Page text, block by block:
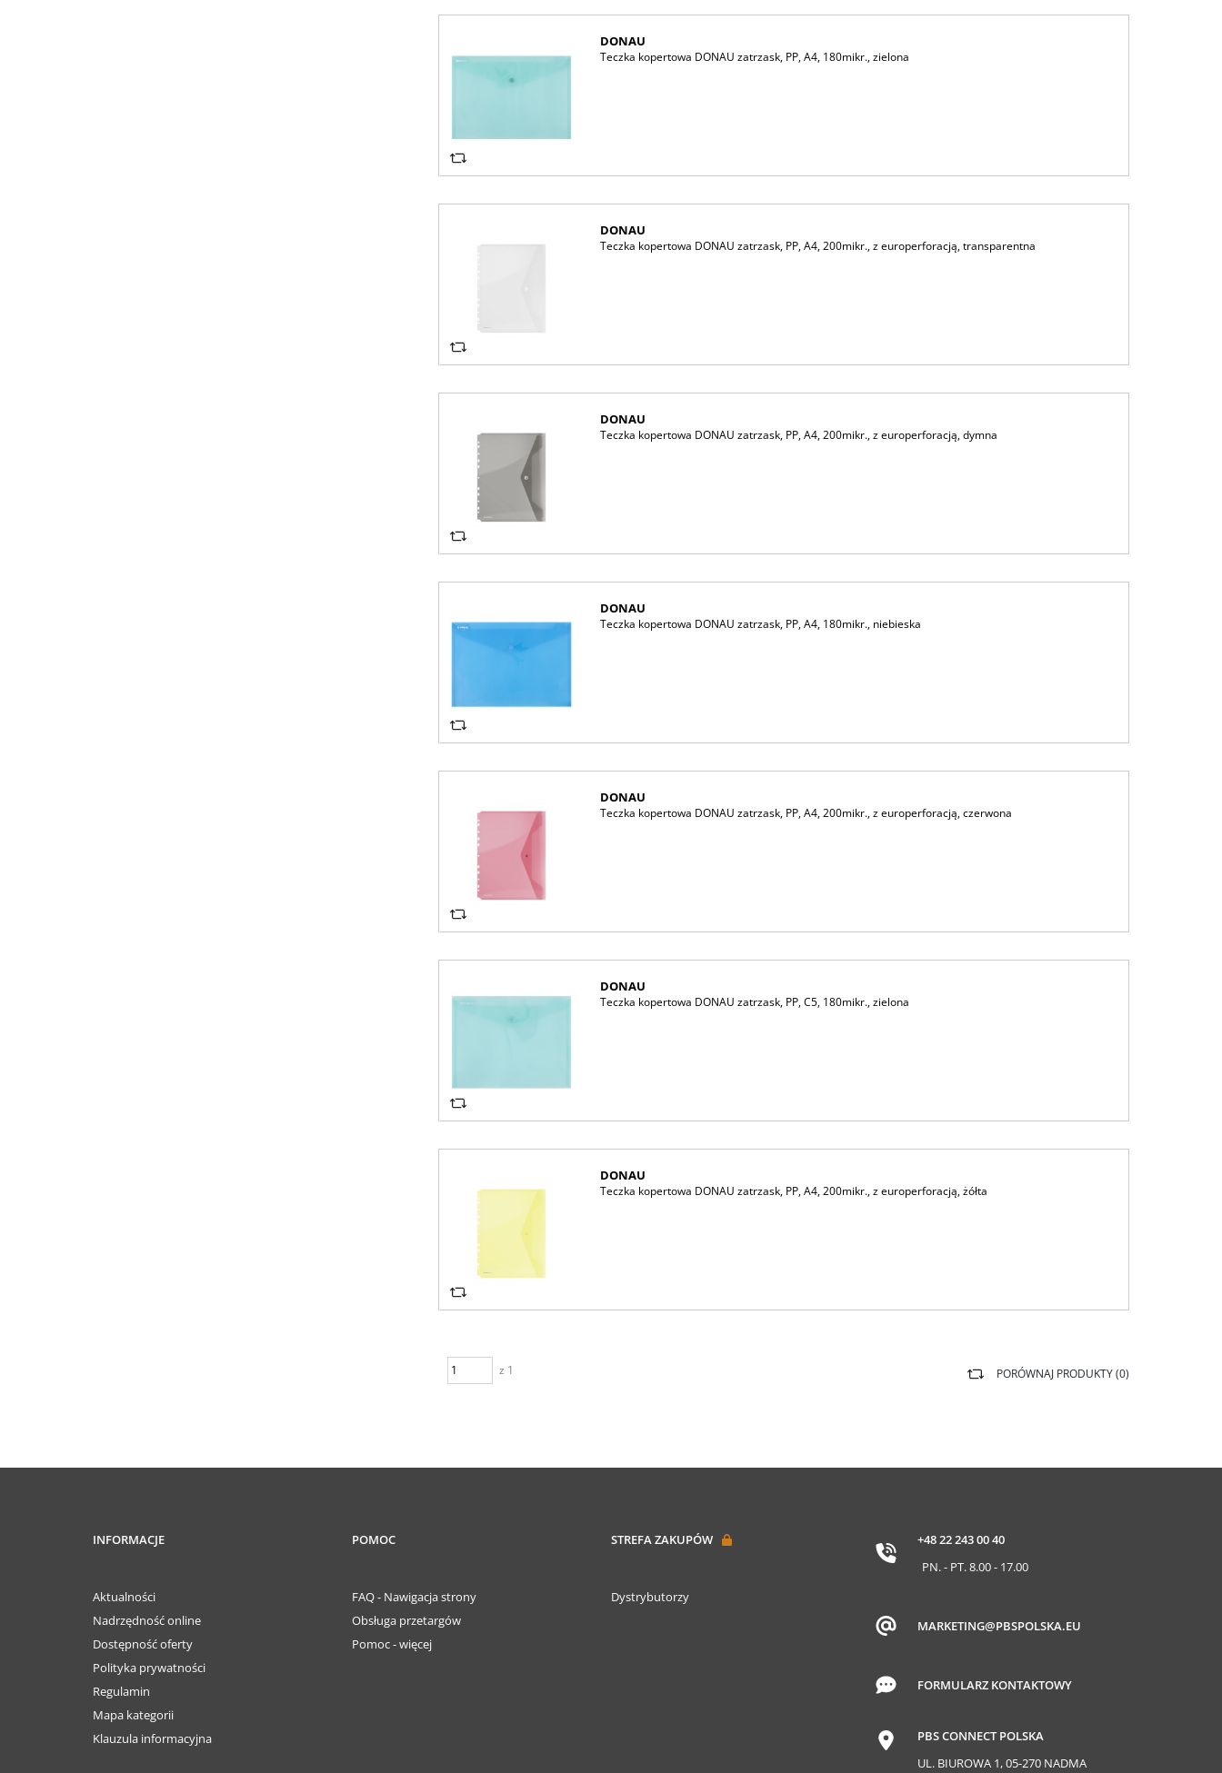
DONAU
Teczka kopertowa DONAU zatrzask, PP, A4, 180mikr., zielona
DONAU
Teczka kopertowa DONAU zatrzask, PP, A4, 200mikr., z europerforacją, transparentna
DONAU
Teczka kopertowa DONAU zatrzask, PP, A4, 200mikr., z europerforacją, dymna
DONAU
Teczka kopertowa DONAU zatrzask, PP, A4, 180mikr., niebieska
DONAU
Teczka kopertowa DONAU zatrzask, PP, A4, 200mikr., z europerforacją, czerwona
DONAU
Teczka kopertowa DONAU zatrzask, PP, C5, 180mikr., zielona
DONAU
Teczka kopertowa DONAU zatrzask, PP, A4, 200mikr., z europerforacją, żółta
z 1 PORÓWNAJ PRODUKTY (0)
INFORMACJE
Aktualności
Nadrzędność online
Dostępność oferty
Polityka prywatności
Regulamin
Mapa kategorii
Klauzula informacyjna
POMOC
FAQ - Nawigacja strony
Obsługa przetargów
Pomoc - więcej
STREFA ZAKUPÓW
Dystrybutorzy
+48 22 243 00 40
PN. - PT. 8.00 - 17.00
MARKETING@PBSPOLSKA.EU
FORMULARZ KONTAKTOWY
PBS CONNECT POLSKA
UL. BIUROWA 1, 05-270 NADMA